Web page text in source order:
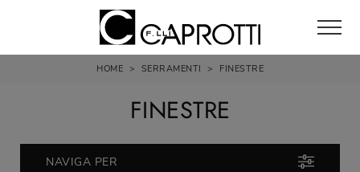
HOME > SERRAMENTI > FINESTRE
FINESTRE
NAVIGA PER